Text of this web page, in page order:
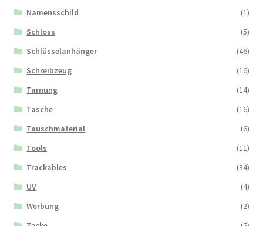
Namensschild
(1)
Schloss
(5)
Schlüsselanhänger
(46)
Schreibzeug
(16)
Tarnung
(14)
Tasche
(16)
Tauschmaterial
(6)
Tools
(11)
Trackables
(34)
UV
(4)
Werbung
(2)